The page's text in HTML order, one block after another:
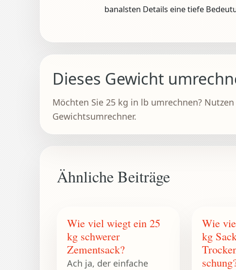
banalsten Details eine tiefe
Dieses Gewicht
Möchten Sie 25 kg in lb umrechnen? Nutzen
Gewichtsumrechner.
Ähnliche Beiträge
Wie viel wiegt ein 25
kg schwerer
Zementsack?
Ach ja, der einfache
Wie
kg